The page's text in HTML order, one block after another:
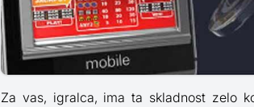
Za vas, igralca, ima ta skladnost zelo